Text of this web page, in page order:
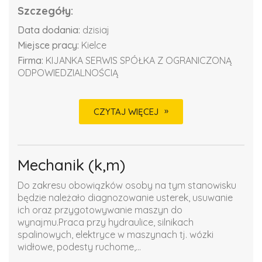
Szczegóły:
Data dodania: dzisiaj
Miejsce pracy: Kielce
Firma: KIJANKA SERWIS SPÓŁKA Z OGRANICZONĄ
ODPOWIEDZIALNOŚCIĄ
CZYTAJ WIĘCEJ
Mechanik (k,m)
Do zakresu obowiązków osoby na tym stanowisku
będzie należało diagnozowanie usterek, usuwanie
ich oraz przygotowywanie maszyn do
wynajmu.Praca przy hydraulice, silnikach
spalinowych, elektryce w maszynach tj. wózki
widłowe, podesty ruchome,...